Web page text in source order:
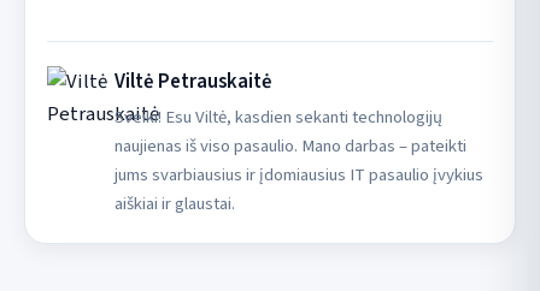
Viltė Petrauskaitė
Sveiki! Esu Viltė, kasdien sekanti technologijų
naujienas iš viso pasaulio. Mano darbas – pateikti
jums svarbiausius ir įdomiausius IT pasaulio įvykius
aiškiai ir glaustai.